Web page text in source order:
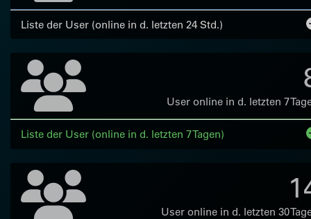
Liste der User (online in d. letzten 24 Std.)
User online in d. letzten 7
Liste der User (online in d. letzten 7 Tagen)
User online in d. letzten 30